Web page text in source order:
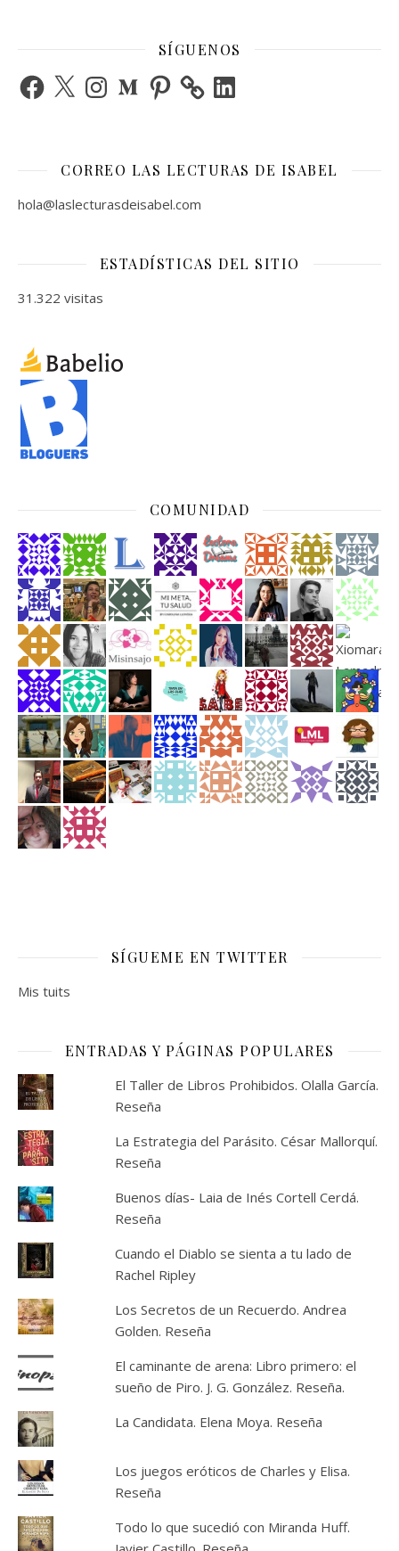
SÍGUENOS
Facebook
X InstagramMediumPinterest LinkedIn
CORREO LAS LECTURAS DE ISABEL
hola@laslecturasdeisabel.com
ESTADÍSTICAS DEL SITIO
31.322 visitas
COMUNIDAD
SÍGUEME EN TWITTER
Mis tuits
ENTRADAS Y PÁGINAS POPULARES
El Taller de Libros Prohibidos. Olalla García.
Reseña
La Estrategia del Parásito. César Mallorquí.
Reseña
Buenos días- Laia de Inés Cortell Cerdá.
Reseña
Cuando el Diablo se sienta a tu lado de
Rachel Ripley
Los Secretos de un Recuerdo. Andrea
Golden. Reseña
El caminante de arena: Libro primero: el
sueño de Piro. J. G. González. Reseña.
La Candidata. Elena Moya. Reseña
Los juegos eróticos de Charles y Elisa.
Reseña
Todo lo que sucedió con Miranda Huff.